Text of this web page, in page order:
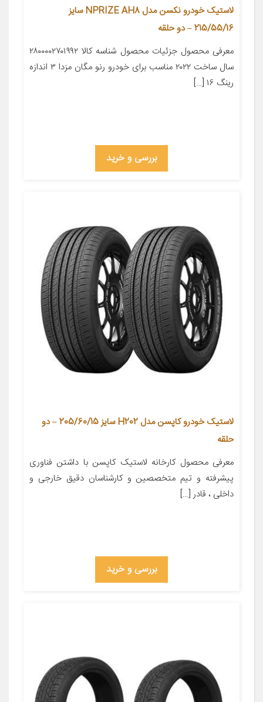
لاستیک خودرو نکسن مدل NPRIZE AH8 سایز
215/55/16 – دو حلقه
معرفی محصول جزئیات محصول شناسه کالا ۲۸۰۰۰۰۲۷۰۱۹۹۲
سال ساخت ۲۰۲۲ مناسب برای خودرو رنو مگان مزدا ۳ اندازه
رینگ ۱۶ […]
بررسی و خرید
لاستیک خودرو کاپسن مدل H202 سایز 205/60/15 – دو
حلقه
معرفی محصول کارخانه لاستیک کاپسن با داشتن فناوری
پیشرفته و تیم متخصصین و کارشناسان دقیق خارجی و
داخلی ، قادر […]
بررسی و خرید